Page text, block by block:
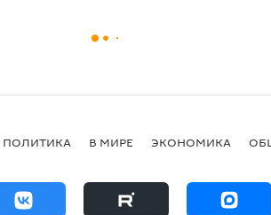
ПОЛИТИКА В МИРЕ ЭКОНОМИКА